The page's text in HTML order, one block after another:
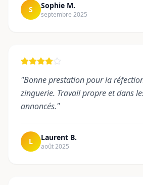
S Sophie M.
septembre 2025
"Bonne prestation pour la
zinguerie. Travail propre et dans
annoncés."
L Laurent B.
août 2025